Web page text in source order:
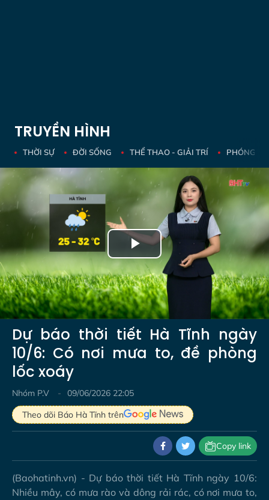
TRUYỀN HÌNH
THỜI SỰ ĐỜI SỐNG THỂ THAO - GIẢI TRÍ PHÓNG
Play
Video
Dự báo thời tiết Hà Tĩnh ngày
10/6: Có nơi mưa to, đề phòng
lốc xoáy
Nhóm P.V
09/06/2026 22:05
Theo dõi Báo Hà Tĩnh trên
Copy link
(Baohatinh.vn) - Dự báo thời tiết Hà Tĩnh ngày 10/6:
Nhiều mây, có mưa rào và dông rải rác, có nơi mưa to,